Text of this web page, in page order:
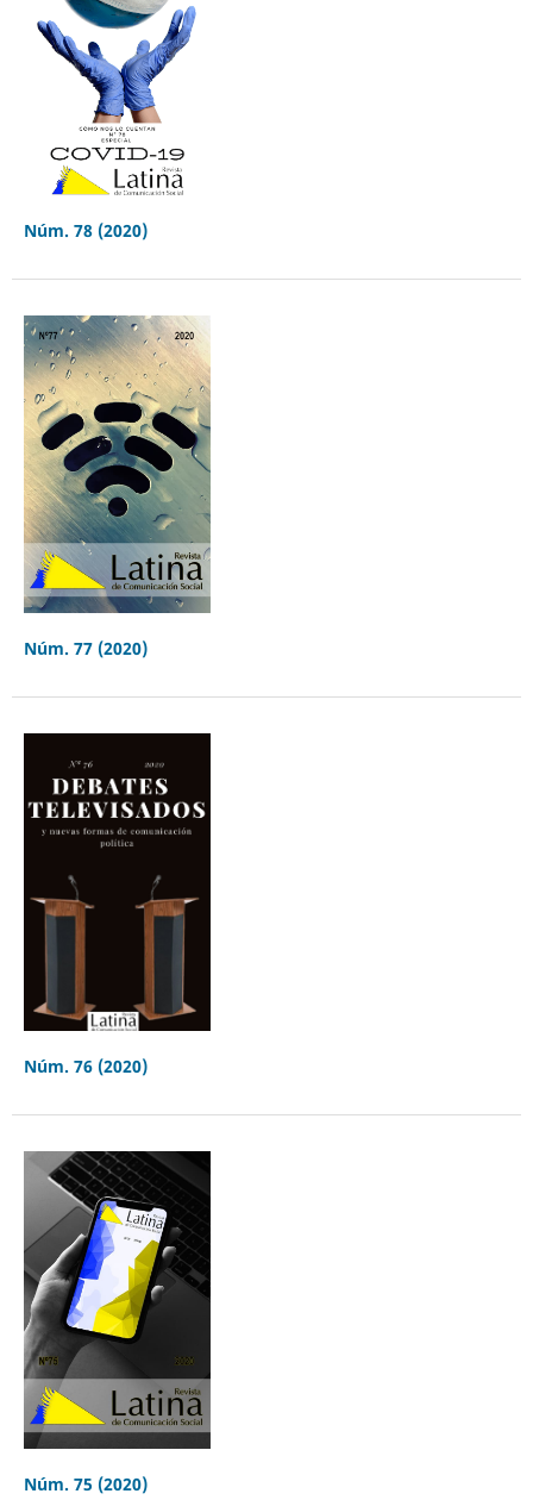
Núm. 78 (2020)
Núm. 77 (2020)
Núm. 76 (2020)
Núm. 75 (2020)